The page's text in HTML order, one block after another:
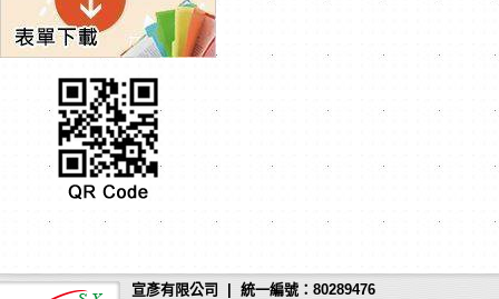
宣彥有限公司 | 統一編號：80289476